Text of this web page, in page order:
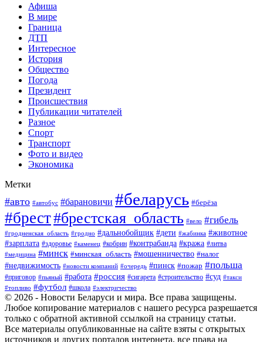
Афиша
В мире
Граница
ДТП
Интересное
История
Общество
Погода
Президент
Происшествия
Публикации читателей
Разное
Спорт
Транспорт
Фото и видео
Экономика
Метки
#авто #автобус #барановичи #беларусь #берёза
#брест#брестская_область #вело #гибель
#гродненская_область #гродно #дальнобойщик #дети #жабинка #животное
#зарплата #здоровье #каменец #кобрин #контрабанда #кража #литва
#медицина #минск #минская_область #мошенничество #налог
#недвижимость #новости компаний #очередь #пинск #пожар #польша
#приговор #пьяный #работа #россия #сигарета #строительство #суд #такси
#топливо #футбол #школа #электричество
© 2026 - Новости Беларуси и мира. Все права защищены.
Любое копирование материалов с нашего ресурса разрешается
только с обратной активной ссылкой на страницу статьи.
Все материалы опубликованные на сайте взяты с открытых
источников и других порталов интернета, все права на